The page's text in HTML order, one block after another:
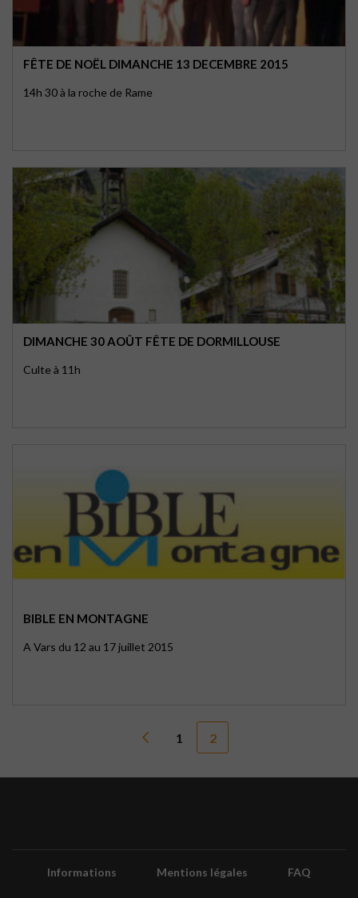
FÊTE DE NOËL DIMANCHE 13 DECEMBRE 2015
14h 30 à la roche de Rame
DIMANCHE 30 AOÛT FÊTE DE DORMILLOUSE
Culte à 11h
BIBLE EN MONTAGNE
A Vars du 12 au 17 juillet 2015
1 2
Informations Mentions légales FAQ